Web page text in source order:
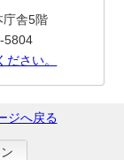
舎5階
5804
さい。
ジへ戻る